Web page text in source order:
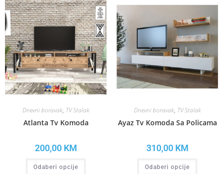
Dnevni boravak, TV Stalak
Atlanta Tv Komoda
200,00 KM
Odaberi opcije
Dnevni boravak, TV Stalak
Ayaz Tv Komoda Sa Policama
310,00 KM
Odaberi opcije